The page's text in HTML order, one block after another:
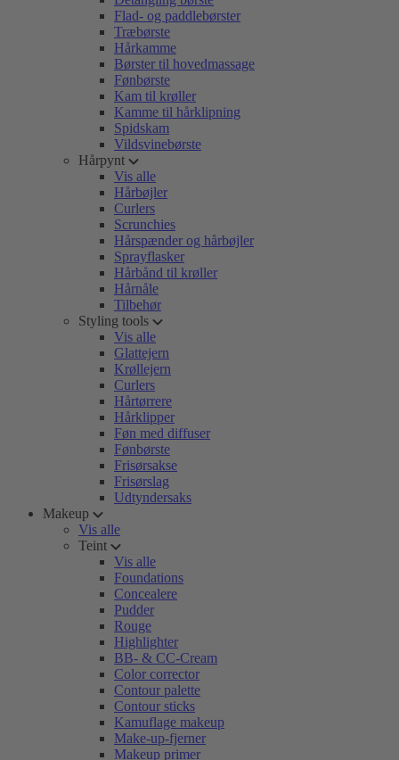
Flad- og paddlebørster
Træbørste
Hårkamme
Børster til hovedmassage
Fønbørste
Kam til krøller
Kamme til hårklipning
Spidskam
Vildsvinebørste
Hårpynt
Vis alle
Hårbøjler
Curlers
Scrunchies
Hårspænder og hårbøjler
Sprayflasker
Hårbånd til krøller
Hårnåle
Tilbehør
Styling tools
Vis alle
Glattejern
Krøllejern
Curlers
Hårtørrere
Hårklipper
Føn med diffuser
Fønbørste
Frisørsakse
Frisørslag
Udtyndersaks
Makeup
Vis alle
Teint
Vis alle
Foundations
Concealere
Pudder
Rouge
Highlighter
BB- & CC-Cream
Color corrector
Contour palette
Contour sticks
Kamuflage makeup
Make-up-fjerner
Makeup primer